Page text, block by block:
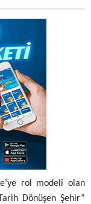
rol modeli olan
Dönüşen Şehir”